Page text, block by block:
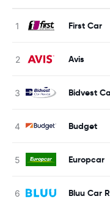
First Car
Avis
Bidvest
Budget
Europcar
Bluu Car